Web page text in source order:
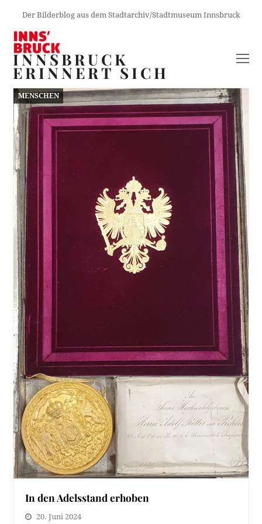
Der Bilderblog aus dem Stadtarchiv/Stadtmuseum Innsbruck
INNSBRUCK
ERINNERT SICH
MENSCHEN
In den Adelsstand erhoben
20. Juni 2024